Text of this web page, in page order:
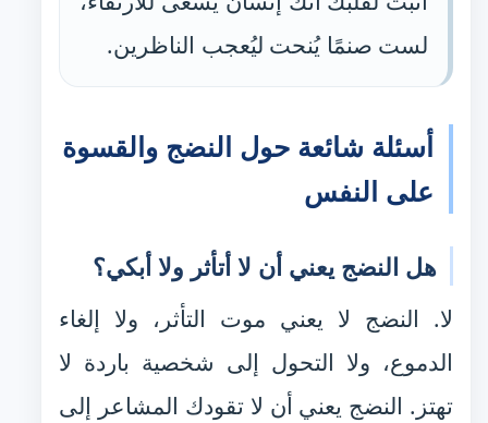
لست صنمًا يُنحت ليُعجب الناظرين.
أسئلة شائعة حول النضج والقسوة
على النفس
هل النضج يعني أن لا أتأثر ولا أبكي؟
لا. النضج لا يعني موت التأثر، ولا إلغاء
الدموع، ولا التحول إلى شخصية باردة لا
تهتز. النضج يعني أن لا تقودك المشاعر إلى